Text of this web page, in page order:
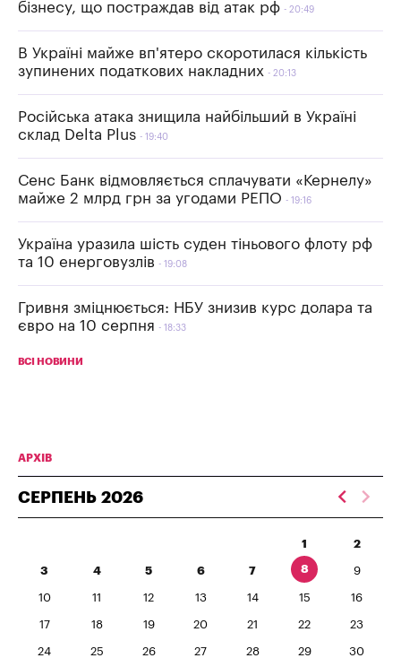
бізнесу, що постраждав від атак рф 20:49
В Україні майже вп'ятеро скоротилася кількість
зупинених податкових накладних
20:13
Російська атака знищила найбільший в Україні
склад Delta Plus
19:40
Сенс Банк відмовляється сплачувати «Кернелу»
майже 2 млрд грн за угодами РЕПО
19:16
Україна уразила шість суден тіньового флоту рф
та 10 енерговузлів
19:08
Гривня зміцнюється: НБУ знизив курс долара та
євро на 10 серпня
18:33
ВСІ НОВИНИ
АРХІВ
СЕРПЕНЬ 2026
1 2
3 4 5 6 7 8 9
10 11 12 13 14 15 16
17 18 19 20 21 22 23
24 25 26 27 28 29 30